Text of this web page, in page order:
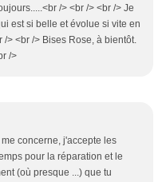
/> <br /> <br /> Je
est si belle et évolue si vite en
/> <br /> Bises Rose, à bientôt.
/>
concerne, j'accepte les
pour la réparation et le
(où presque ...) que tu